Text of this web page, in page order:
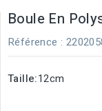
Boule En
Référence :
Taille:12cm